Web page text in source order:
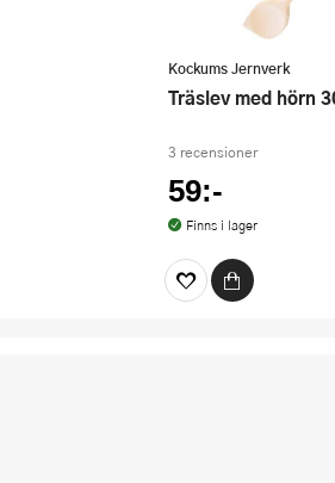
Kockums Jernverk
Träslev med hörn
3 recensioner
59:-
Finns i lager